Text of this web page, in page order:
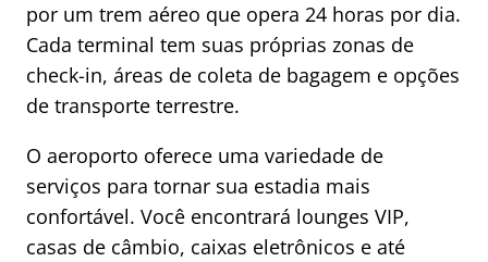
por um trem aéreo que opera 24 horas por dia.
Cada terminal tem suas próprias zonas de
check-in, áreas de coleta de bagagem e opções
de transporte terrestre.
O aeroporto oferece uma variedade de
serviços para tornar sua estadia mais
confortável. Você encontrará lounges VIP,
casas de câmbio, caixas eletrônicos e até